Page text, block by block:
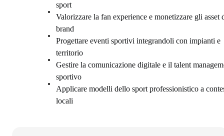
sport
Valorizzare la fan experience e monetizzare gli asset
brand
Progettare eventi sportivi integrandoli con impianti e
territorio
Gestire la comunicazione digitale e il talent
sportivo
Applicare modelli dello sport professionistico a
locali